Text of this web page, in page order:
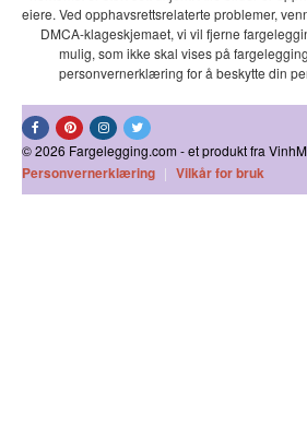
eiere. Ved opphavsrettsrelaterte problemer,
DMCA-klageskjemaet, vi vil fjerne
mulig, som ikke skal vises på
personvernerklæring for å beskytte din
© 2026 Fargelegging.com - et produkt fra
Personvernerklæring | Vilkår for bruk